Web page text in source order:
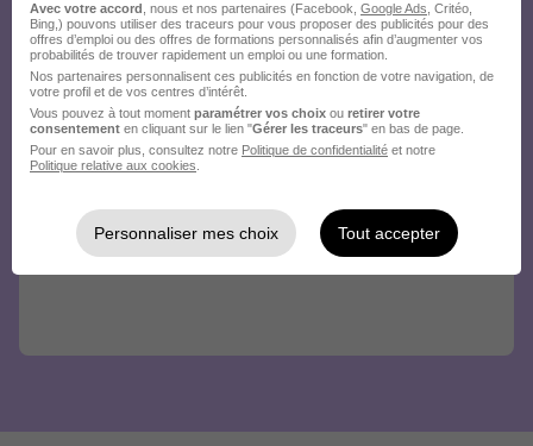
Avec votre accord , nous et nos partenaires (Facebook, Google Ads , Critéo,
Bing,) pouvons utiliser des traceurs pour vous proposer des publicités pour des
offres d’emploi ou des offres de formations personnalisés afin d’augmenter vos
probabilités de trouver rapidement un emploi ou une formation.
Nos partenaires personnalisent ces publicités en fonction de votre navigation, de
votre profil et de vos centres d’intérêt.
Vous pouvez à tout moment paramétrer vos choix ou retirer votre
consentement en cliquant sur le lien "Gérer les traceurs" en bas de page.
Pour en savoir plus, consultez notre Politique de confidentialité et notre
Politique relative aux cookies
Personnaliser mes choix Tout accepter